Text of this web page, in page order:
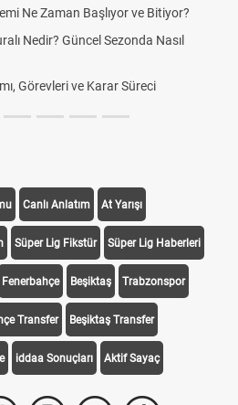
Ne Zaman Başlıyor ve Bitiyor?
Nedir? Güncel Sezonda Nasıl
Görevleri ve Karar Süreci
Canlı Anlatım At Yarışı
Süper Lig Fikstür Süper Lig Haberleri
Fenerbahçe Beşiktaş Trabzonspor
Transfer Beşiktaş Transfer
iddaa Sonuçları Aktif Sayaç